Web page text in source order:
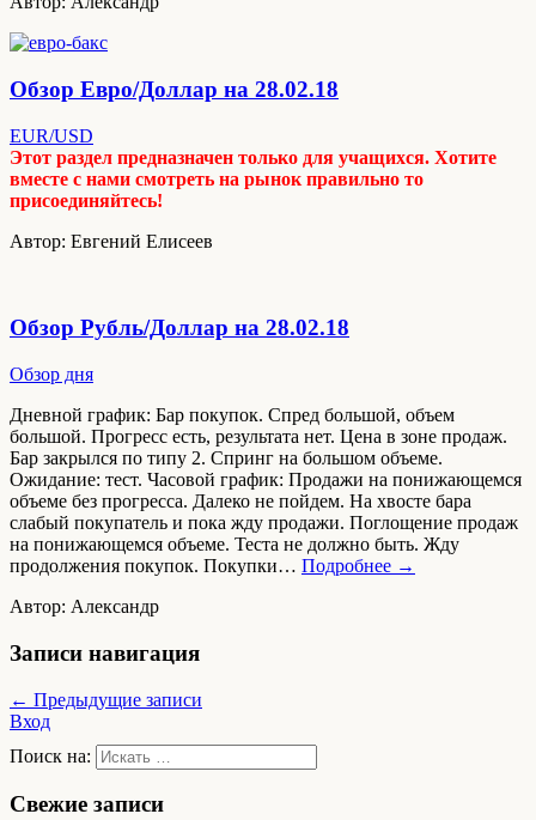
Обзор Евро/Доллар на 28.02.18
EUR/USD
Этот раздел предназначен только для учащихся. Хотите
вместе с нами смотреть на рынок правильно то
присоединяйтесь!
Автор: Евгений Елисеев
Обзор Рубль/Доллар на 28.02.18
Обзор дня
Дневной график: Бар покупок. Спред большой, объем
большой. Прогресс есть, результата нет. Цена в зоне продаж.
Бар закрылся по типу 2. Спринг на большом объеме.
Ожидание: тест. Часовой график: Продажи на понижающемся
объеме без прогресса. Далеко не пойдем. На хвосте бара
слабый покупатель и пока жду продажи. Поглощение продаж
на понижающемся объеме. Теста не должно быть. Жду
продолжения покупок. Покупки… Подробнее →
Автор: Александр
Записи навигация
← Предыдущие записи
Вход
Поиск на:
Свежие записи